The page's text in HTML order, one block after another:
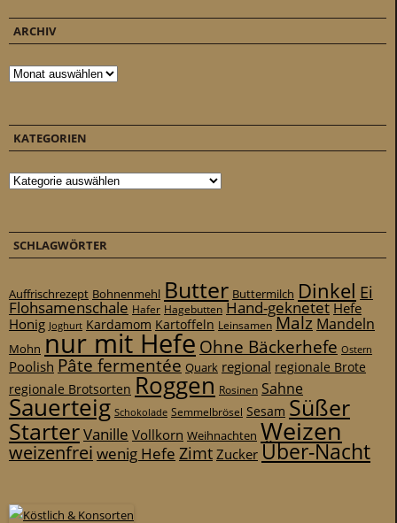
ARCHIV
Archiv
KATEGORIEN
Kategorien
SCHLAGWÖRTER
Auffrischrezept Bohnenmehl Butter Buttermilch Dinkel Ei
Flohsamenschale Hafer Hagebutten Hand-geknetet Hefe
Honig Joghurt Kardamom Kartoffeln Leinsamen Malz Mandeln
Mohn nur mit Hefe Ohne Bäckerhefe Ostern
Poolish Pâte fermentée Quark regional regionale Brote
regionale Brotsorten Roggen Rosinen Sahne
Sauerteig Schokolade Semmelbrösel Sesam Süßer
StarterVanille Vollkorn Weihnachten Weizen
weizenfrei wenig Hefe ZimtZuckerÜber-Nacht